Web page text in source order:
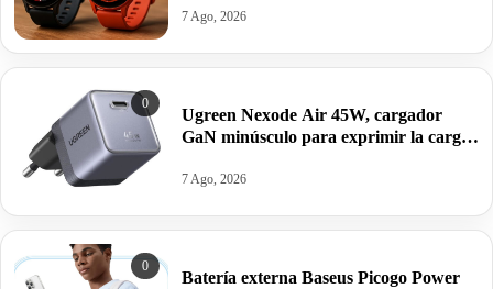
corporal, autonomía 13 días por 62,52€
7 Ago, 2026
0
Ugreen Nexode Air 45W, cargador
GaN minúsculo para exprimir la carga
por 22,94€.
7 Ago, 2026
0
Batería externa Baseus Picogo Power